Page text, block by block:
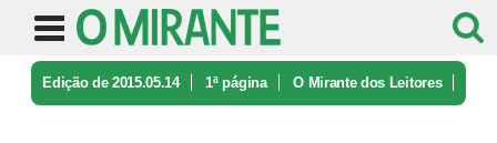
Edição de 2015.05.14 1ª página O Mirante dos Leitores